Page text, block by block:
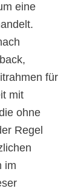
eine
für
mit
ohne
Regel
im